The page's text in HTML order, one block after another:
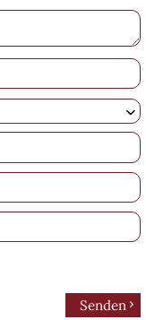
Senden